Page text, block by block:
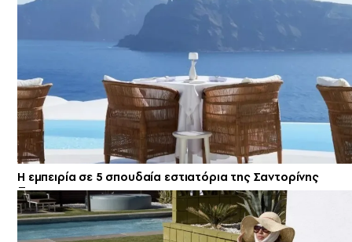
Η εμπειρία σε 5 σπουδαία εστιατόρια της Σαντορίνης